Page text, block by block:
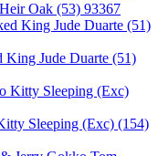
Oak (53) 93367
Jude Duarte (51)
Sleeping (Exc) (154)